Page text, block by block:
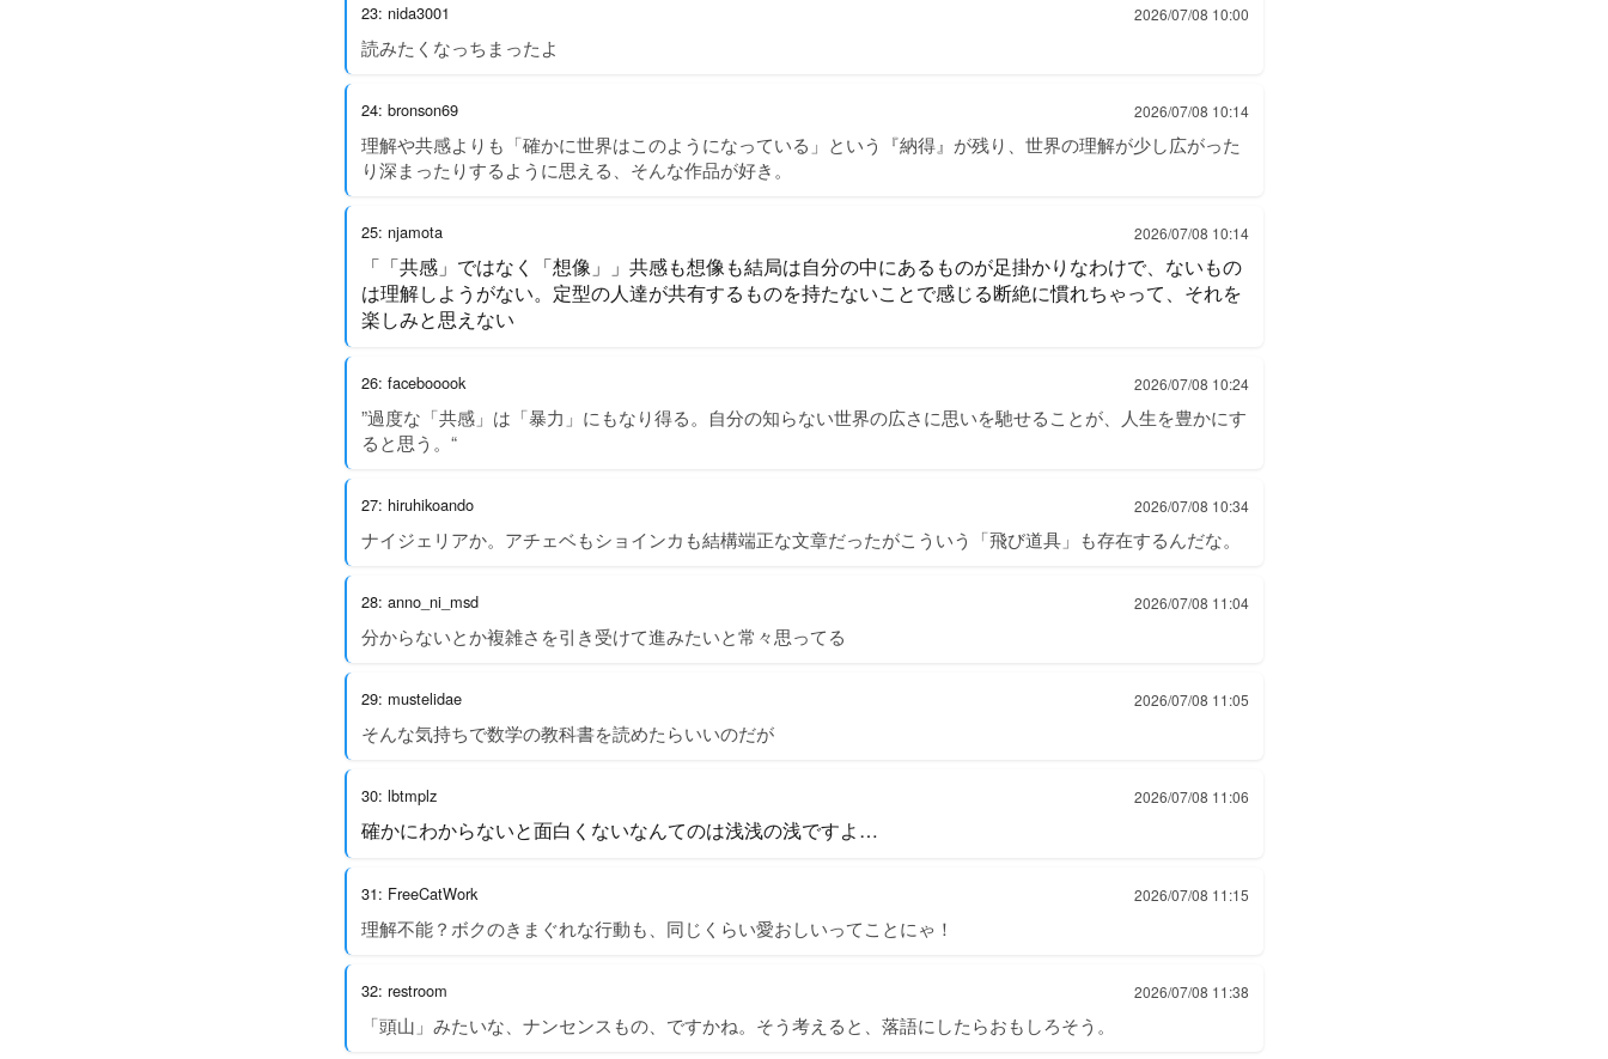
23: nida3001 2026/07/08 10:00
読みたくなっちまったよ
24: bronson69 2026/07/08 10:14
理解や共感よりも「確かに世界はこのようになっている」という『納得』が残り、世界の理解が少し広がった
り深まったりするように思える、そんな作品が好き。
25: njamota 2026/07/08 10:14
「「共感」ではなく「想像」」共感も想像も結局は自分の中にあるものが足掛かりなわけで、ないもの
は理解しようがない。定型の人達が共有するものを持たないことで感じる断絶に慣れちゃって、それを
楽しみと思えない
26: facebooook 2026/07/08 10:24
”過度な「共感」は「暴力」にもなり得る。自分の知らない世界の広さに思いを馳せることが、人生を豊かにす
ると思う。“
27: hiruhikoando 2026/07/08 10:34
ナイジェリアか。アチェベもショインカも結構端正な文章だったがこういう「飛び道具」も存在するんだな。
28: anno_ni_msd 2026/07/08 11:04
分からないとか複雑さを引き受けて進みたいと常々思ってる
29: mustelidae 2026/07/08 11:05
そんな気持ちで数学の教科書を読めたらいいのだが
30: lbtmplz 2026/07/08 11:06
確かにわからないと面白くないなんてのは浅浅の浅ですよ…
31: FreeCatWork 2026/07/08 11:15
理解不能？ボクのきまぐれな行動も、同じくらい愛おしいってことにゃ！
32: restroom 2026/07/08 11:38
「頭山」みたいな、ナンセンスもの、ですかね。そう考えると、落語にしたらおもしろそう。